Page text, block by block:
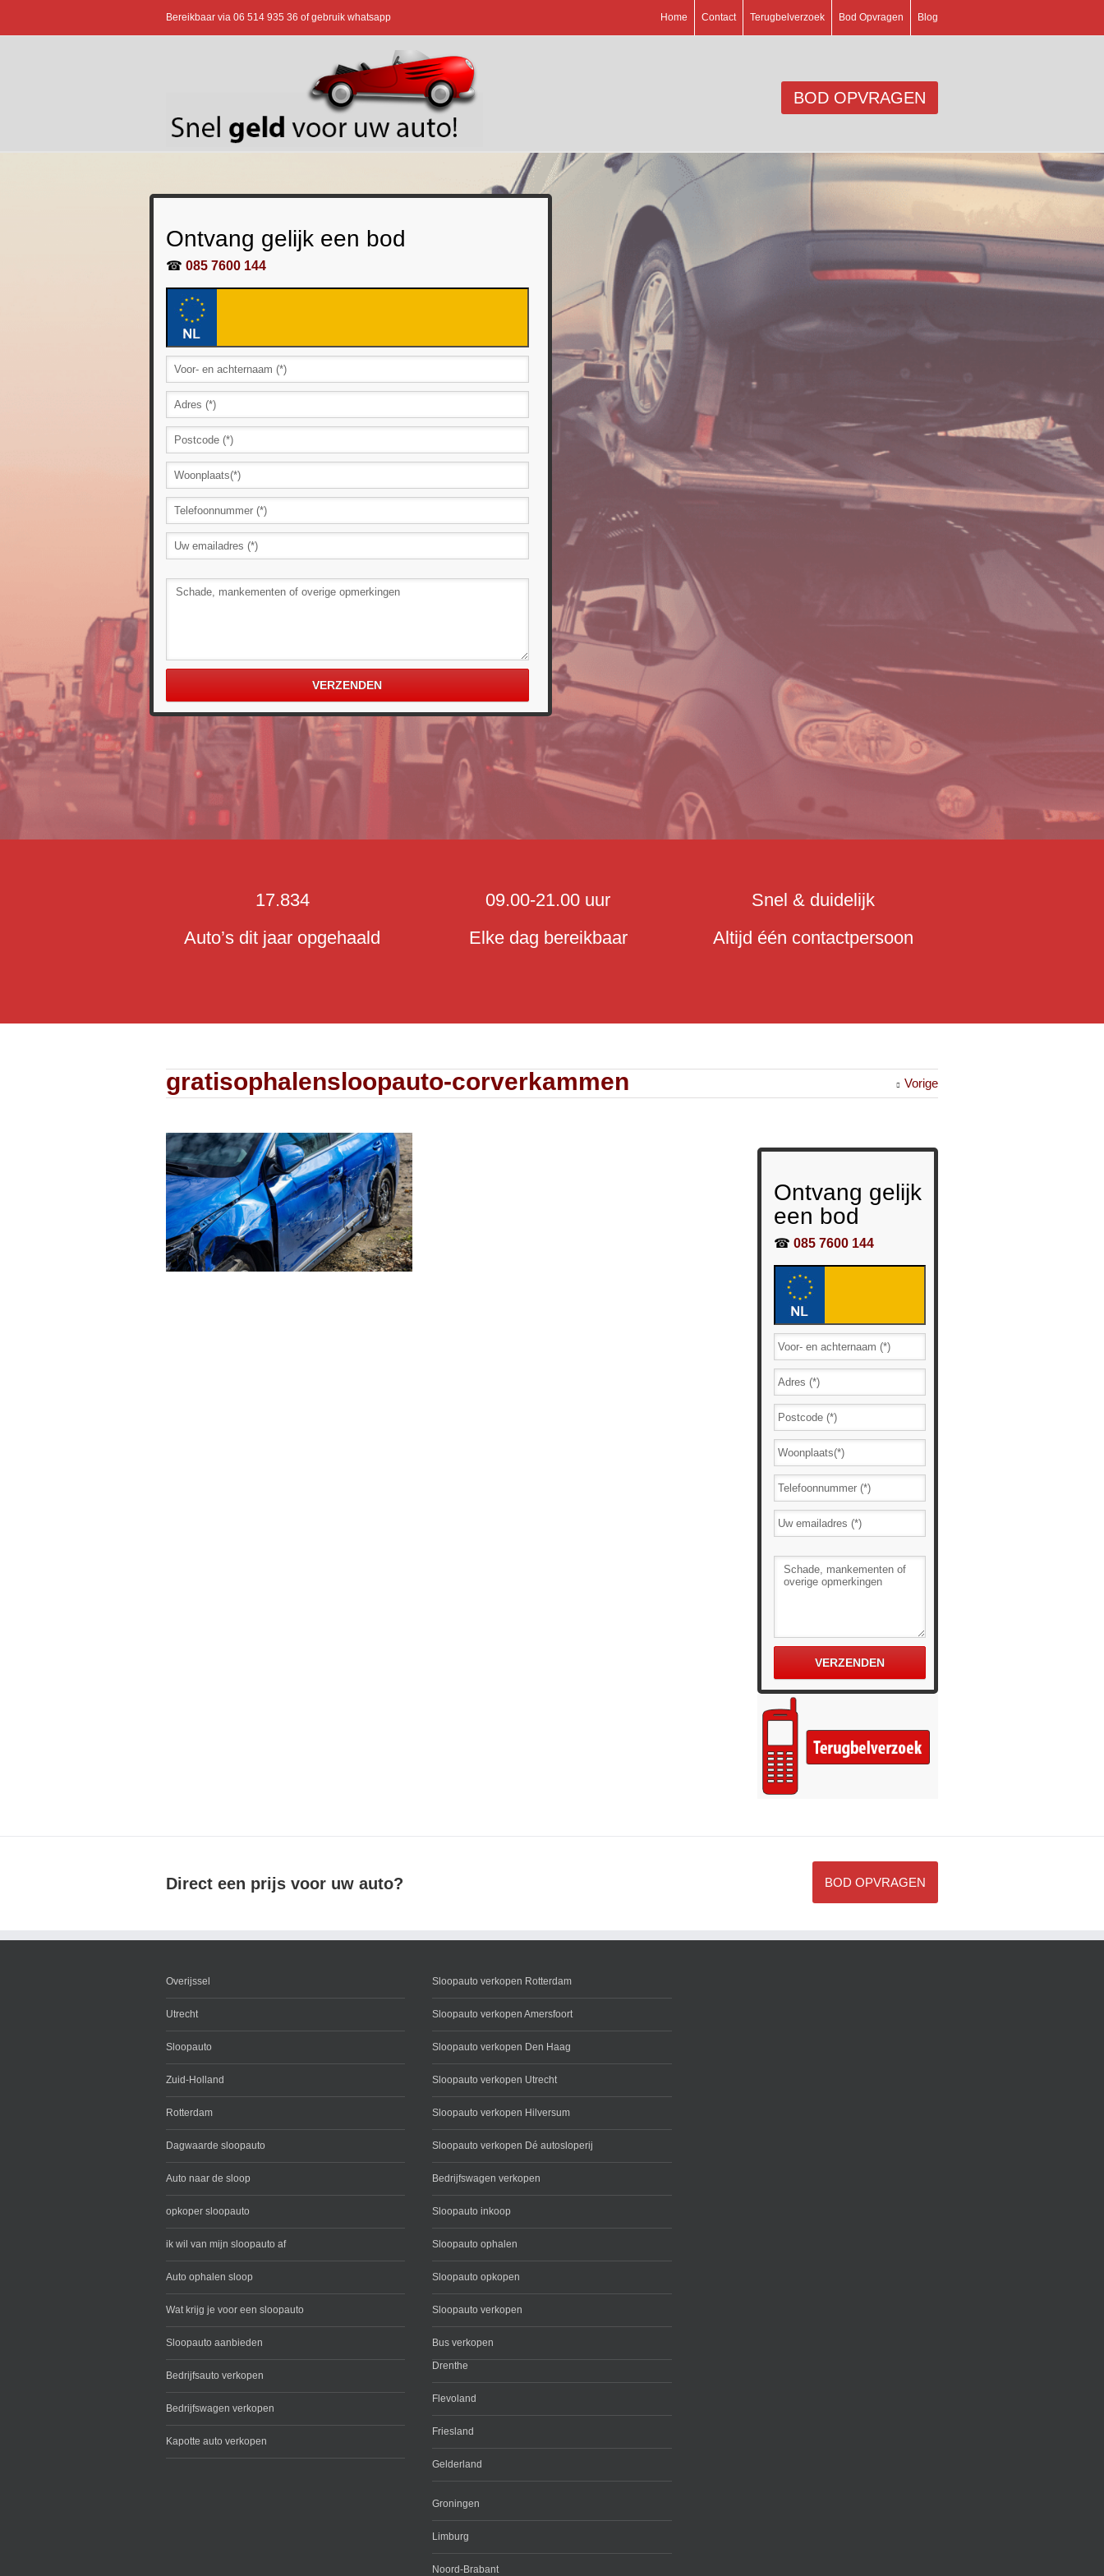
Bereikbaar via 06 514 935 36 of gebruik whatsapp Home Contact Terugbelverzoek Bod Opvragen Blog
BOD OPVRAGEN
Ontvang gelijk een bod
☎ 085 7600 144
17.834
Auto’s dit jaar opgehaald
09.00-21.00 uur
Elke dag bereikbaar
Snel & duidelijk
Altijd één contactpersoon
gratisophalensloopauto-corverkammen Vorige
Ontvang gelijk
een bod
☎ 085 7600 144
Direct een prijs voor uw auto? BOD OPVRAGEN
Overijssel
Utrecht
Sloopauto
Zuid-Holland
Rotterdam
Dagwaarde sloopauto
Auto naar de sloop
opkoper sloopauto
ik wil van mijn sloopauto af
Auto ophalen sloop
Wat krijg je voor een sloopauto
Sloopauto aanbieden
Bedrijfsauto verkopen
Bedrijfswagen verkopen
Kapotte auto verkopen
Sloopauto verkopen Rotterdam
Sloopauto verkopen Amersfoort
Sloopauto verkopen Den Haag
Sloopauto verkopen Utrecht
Sloopauto verkopen Hilversum
Sloopauto verkopen Dé autosloperij
Bedrijfswagen verkopen
Sloopauto inkoop
Sloopauto ophalen
Sloopauto opkopen
Sloopauto verkopen
Bus verkopen
Drenthe
Flevoland
Friesland
Gelderland
Groningen
Limburg
Noord-Brabant